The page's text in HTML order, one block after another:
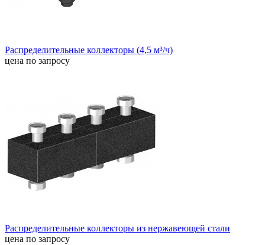
Распределительные коллекторы (4,5 м³/ч)
цена по запросу
Распределительные коллекторы из нержавеющей стали
цена по запросу